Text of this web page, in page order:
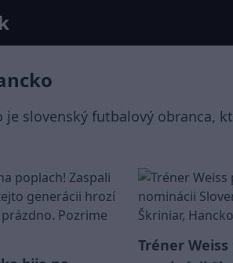
je slovenský futbalový obranca,
Tréner